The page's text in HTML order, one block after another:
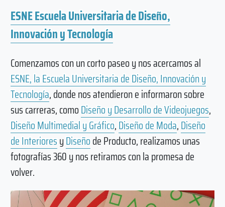
ESNE Escuela Universitaria de Diseño,
Innovación y Tecnología
Comenzamos con un corto paseo y nos acercamos al
ESNE, la Escuela Universitaria de Diseño, Innovación y
Tecnología, donde nos atendieron e informaron sobre
sus carreras, comoDiseño y Desarrollo de Videojuegos,
Diseño Multimedial y Gráfico,Diseño de Moda,Diseño
de InterioresyDiseñode Producto, realizamos unas
fotografías 360 y nos retiramos con la promesa de
volver.